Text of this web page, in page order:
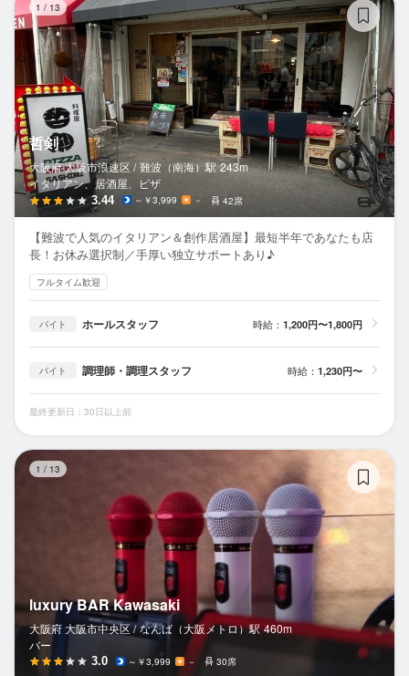
1 / 13
哲剣
大阪府 大阪市浪速区 / 難波（南海）駅 243m
イタリアン、居酒屋、ピザ
3.44 ～￥3,999 － 42席
【難波で人気のイタリアン＆創作居酒屋】最短半年であなたも店
長！お休み選択制／手厚い独立サポートあり♪
フルタイム歓迎
バイト ホールスタッフ 時給： 1,200円〜1,800円
バイト 調理師・調理スタッフ 時給： 1,230円〜
最終更新日：30日以上前
1 / 13
luxury BAR Kawasaki
大阪府 大阪市中央区 / なんば（大阪メトロ）駅 460m
バー
3.0 ～￥3,999 － 30席